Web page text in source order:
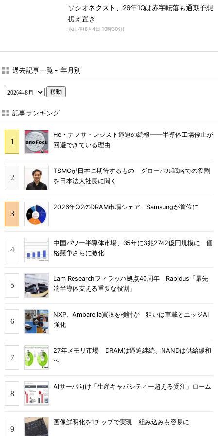
ソシオネクスト、26年1Qは赤字転落も通期予想
据え置き
永山準(8月4日 10時30分)
過去記事一覧 - 年月別
移動
記事ランキング
He・ナフサ・レジスト逼迫の続報――半導体工場停止が
回避できている理由
TSMCが日本に期待するもの グローバル戦略での役割
を日本法人社長に聞く
2026年Q2のDRAM市場シェア、Samsungが首位に
中国パワー半導体市場、35年に3兆2742億円規模に 価
格競争さらに激化
Lam Researchフィラッハ拠点40周年 Rapidus「最先
端半導体支える重要な役割」
NXP、Ambarella買収を検討か 狙いは車載とエッジAI
強化
27年メモリ市場 DRAMは逼迫継続、NANDは供給緩和
へ
AIサーバ向け「生産キャパシティー超える受注」ローム
画像鮮明化を1チップで実現 組み込みも容易に